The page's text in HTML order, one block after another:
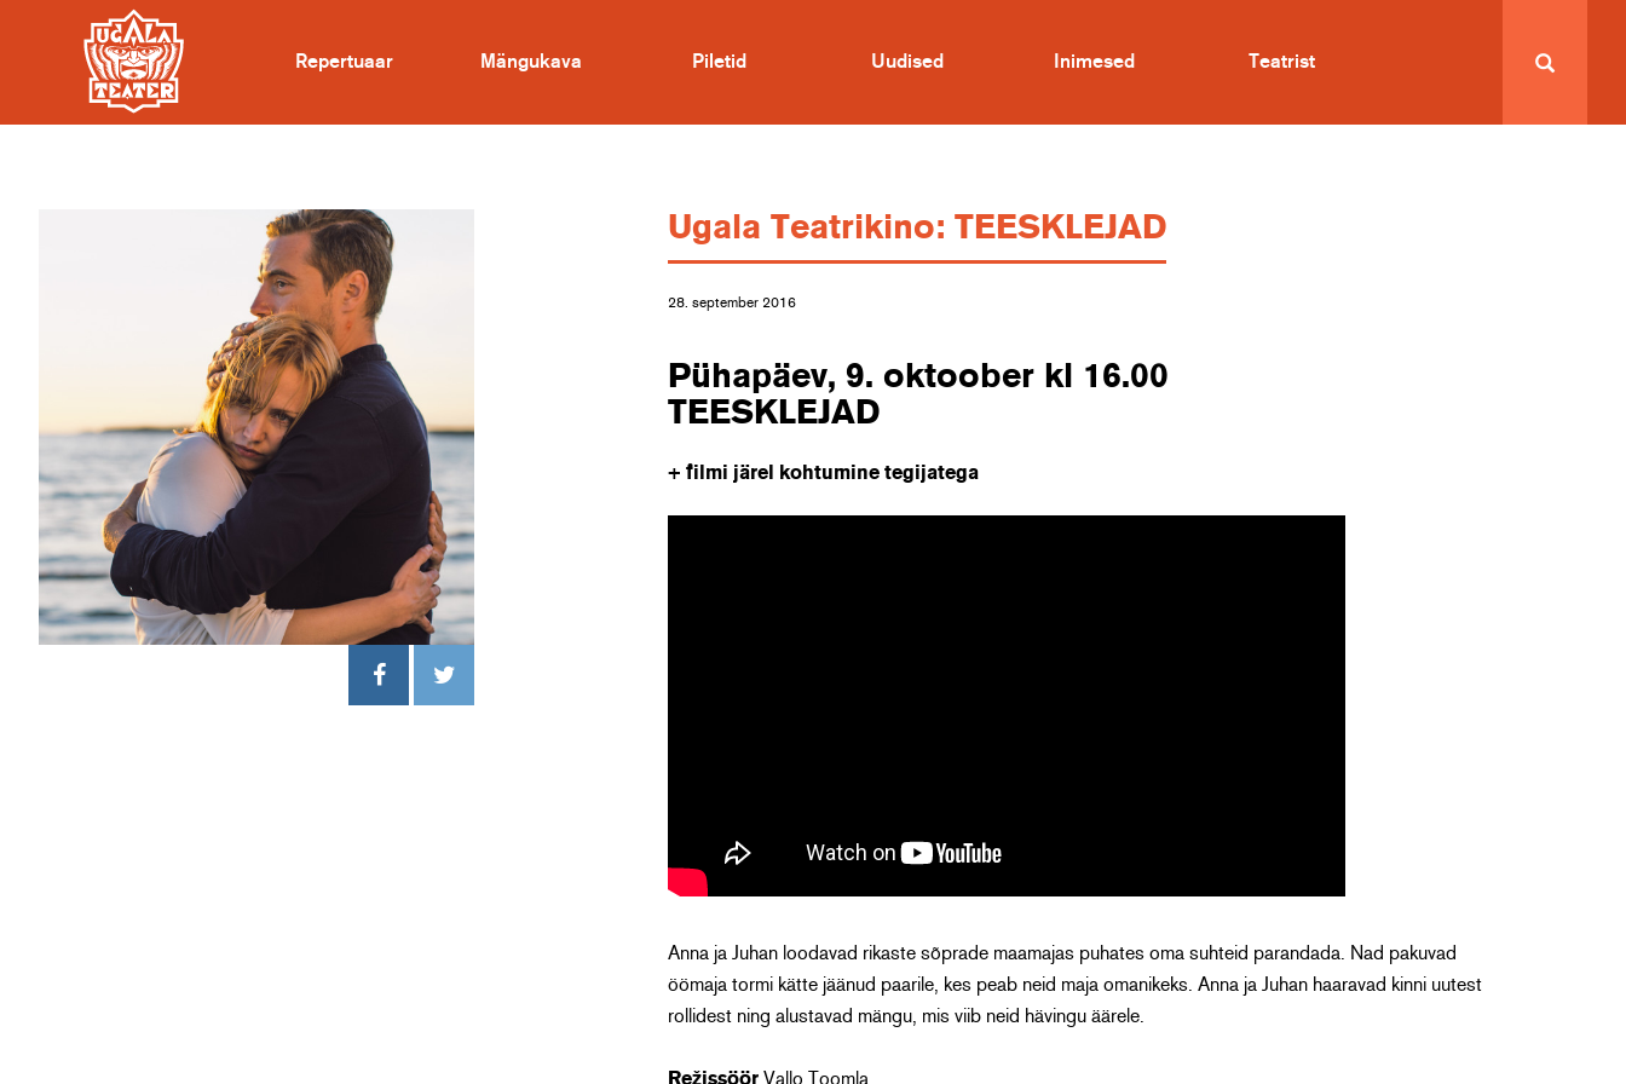
Repertuaar Mängukava Piletid Uudised Inimesed Teatrist
Ugala Teatrikino: TEESKLEJAD
28. september 2016
Pühapäev, 9. oktoober kl 16.00
TEESKLEJAD
+ filmi järel kohtumine tegijatega
Anna ja Juhan loodavad rikaste sõprade maamajas puhates oma suhteid parandada. Nad pakuvad
öömaja tormi kätte jäänud paarile, kes peab neid maja omanikeks. Anna ja Juhan haaravad kinni uutest
rollidest ning alustavad mängu, mis viib neid hävingu äärele.
Režissöör Vallo Toomla